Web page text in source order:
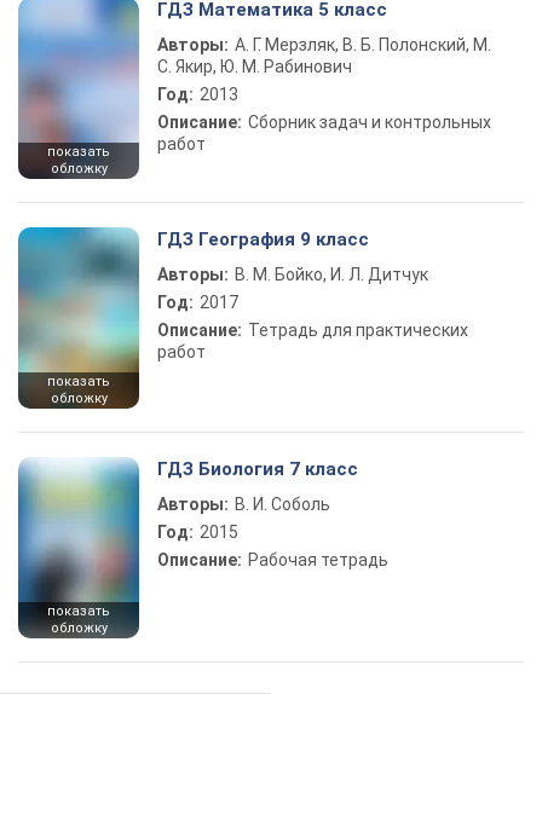
показать
обложку
ГДЗ Математика 5 класс
Авторы: А. Г. Мерзляк, В. Б. Полонский, М.
С. Якир, Ю. М. Рабинович
Год: 2013
Описание: Сборник задач и контрольных
работ
показать
обложку
ГДЗ География 9 класс
Авторы: В. М. Бойко, И. Л. Дитчук
Год: 2017
Описание: Тетрадь для практических
работ
показать
обложку
ГДЗ Биология 7 класс
Авторы: В. И. Соболь
Год: 2015
Описание: Рабочая тетрадь